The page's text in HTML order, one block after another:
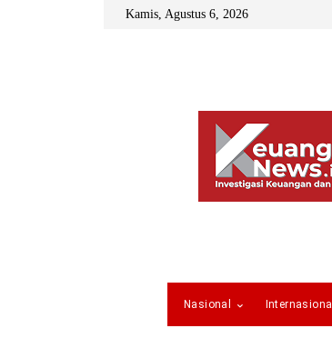
Kamis, Agustus 6, 2026
Nasional Internasional